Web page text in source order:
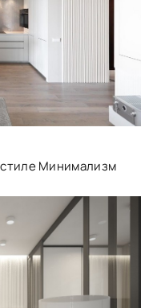
стиле Минимализм